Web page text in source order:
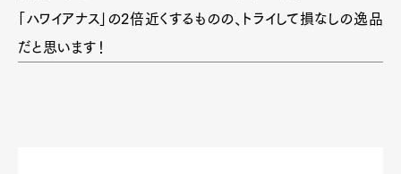
「ハワイアナス」の2倍近くするものの、トライして損なしの逸品
だと思います！